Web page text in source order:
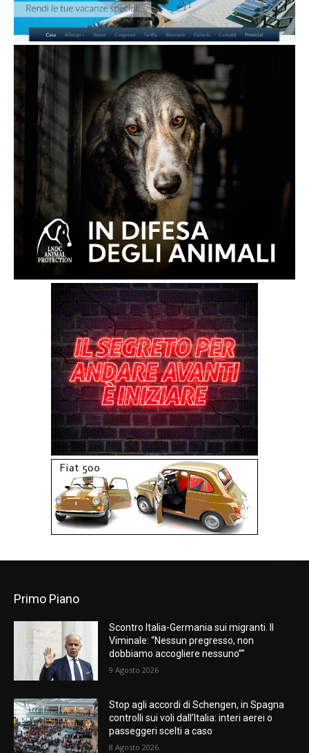
Primo Piano
Scontro Italia-Germania sui migranti. Il
Viminale: “Nessun pregresso, non
dobbiamo accogliere nessuno””
9 Agosto 2026
Stop agli accordi di Schengen, in Spagna
controlli sui voli dall’Italia: interi aerei o
passeggeri scelti a caso
8 Agosto 2026